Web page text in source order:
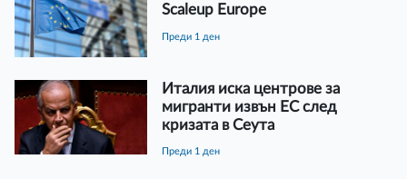
Scaleup Europe
преди 1 ден
Италия иска центрове за
мигранти извън ЕС след
кризата в Сеута
преди 1 ден